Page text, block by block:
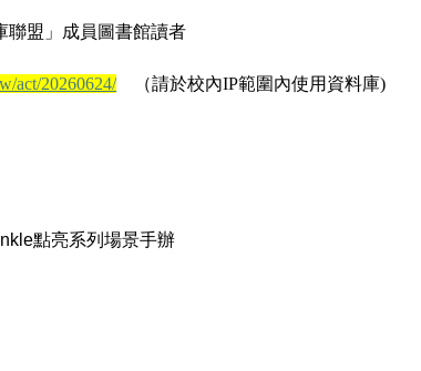
聯盟」成員圖書館讀者
act/20260624/（請於校內IP範圍內使用資料庫)
點亮系列場景手辦